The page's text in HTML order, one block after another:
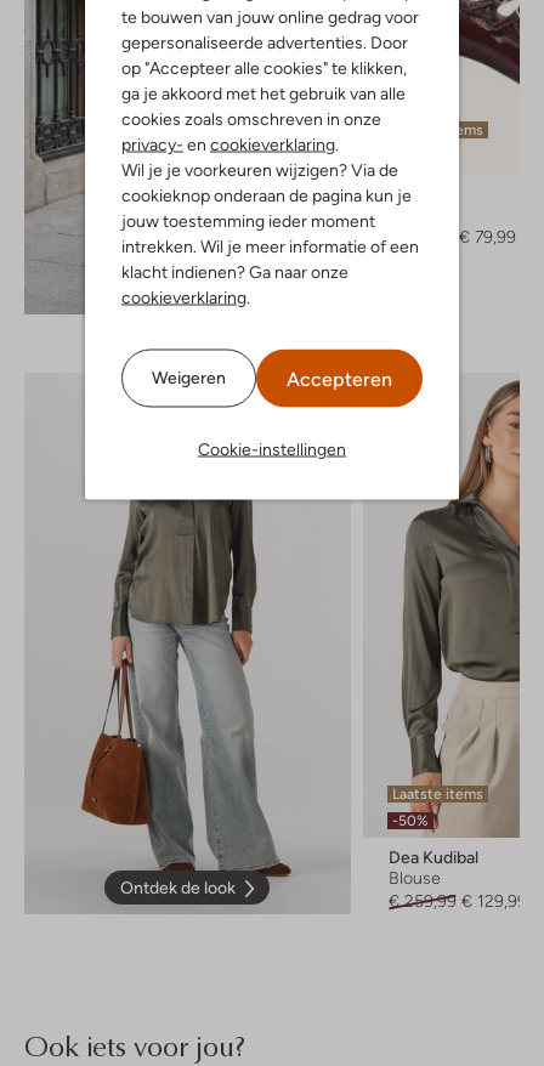
te bouwen van jouw online gedrag voor
gepersonaliseerde advertenties. Door
op "Accepteer alle cookies" te klikken,
ga je akkoord met het gebruik van alle
cookies zoals omschreven in onze
privacy- en cookieverklaring
Wil je je voorkeuren wijzigen? Via de
cookieknop onderaan de pagina kun je
jouw toestemming ieder moment
intrekken. Wil je meer informatie of een
klacht indienen? Ga naar onze
cookieverklaring
Weigeren Accepteren
Cookie-instellingen
Ontdek de look
Laatste items
Bibi Lou
€ 79,99
Ontdek de look
Laatste items
-50%
Dea Kudibal
Blouse
€ 259,99 € 129,99
Ook iets voor jou?